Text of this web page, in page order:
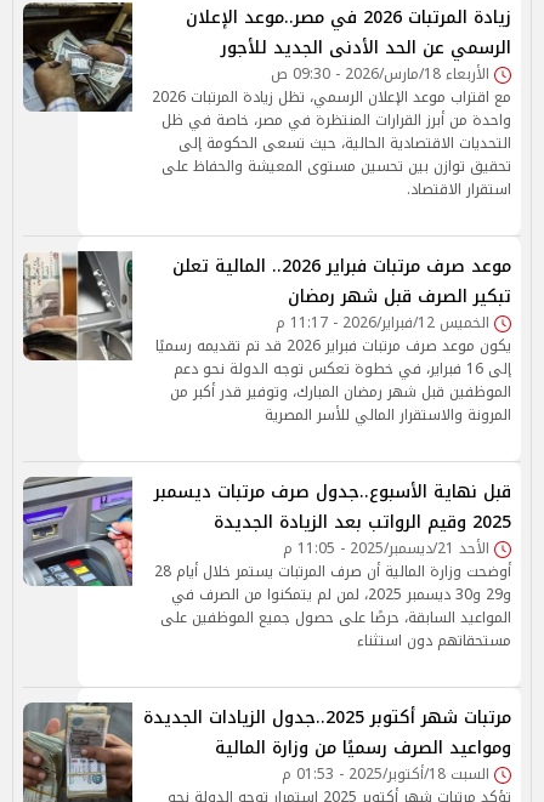
زيادة المرتبات 2026 في مصر..موعد الإعلان
الرسمي عن الحد الأدنى الجديد للأجور
الأربعاء 18/مارس/2026 - 09:30 ص
مع اقتراب موعد الإعلان الرسمي، تظل زيادة المرتبات 2026
واحدة من أبرز القرارات المنتظرة في مصر، خاصة في ظل
التحديات الاقتصادية الحالية، حيث تسعى الحكومة إلى
تحقيق توازن بين تحسين مستوى المعيشة والحفاظ على
استقرار الاقتصاد.
موعد صرف مرتبات فبراير 2026.. المالية تعلن
تبكير الصرف قبل شهر رمضان
الخميس 12/فبراير/2026 - 11:17 م
يكون موعد صرف مرتبات فبراير 2026 قد تم تقديمه رسميًا
إلى 16 فبراير، في خطوة تعكس توجه الدولة نحو دعم
الموظفين قبل شهر رمضان المبارك، وتوفير قدر أكبر من
المرونة والاستقرار المالي للأسر المصرية
قبل نهاية الأسبوع..جدول صرف مرتبات ديسمبر
2025 وقيم الرواتب بعد الزيادة الجديدة
الأحد 21/ديسمبر/2025 - 11:05 م
أوضحت وزارة المالية أن صرف المرتبات يستمر خلال أيام 28
و29 و30 ديسمبر 2025، لمن لم يتمكنوا من الصرف في
المواعيد السابقة، حرصًا على حصول جميع الموظفين على
مستحقاتهم دون استثناء
مرتبات شهر أكتوبر 2025..جدول الزيادات الجديدة
ومواعيد الصرف رسميًا من وزارة المالية
السبت 18/أكتوبر/2025 - 01:53 م